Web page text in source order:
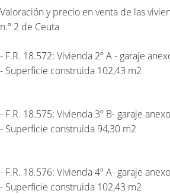
Valoración y precio en venta de las
n.º 2 de Ceuta
- F.R. 18.572: Vivienda 2º A - garaje
- Superficie construida 102,43 m2
- F.R. 18.575: Vivienda 3º B- garaje
- Superficie construida 94,30 m2
- F.R. 18.576: Vivienda 4º A- garaje
- Superficie construida 102,43 m2